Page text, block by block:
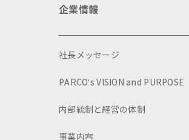
企業情報
社長メッセージ
PARCO's VISION and PURPOSE
内部統制と経営の体制
事業内容